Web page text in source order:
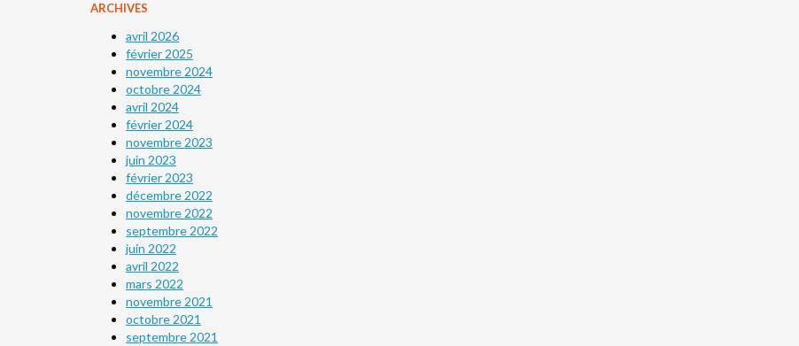
ARCHIVES
avril 2026
février 2025
novembre 2024
octobre 2024
avril 2024
février 2024
novembre 2023
juin 2023
février 2023
décembre 2022
novembre 2022
septembre 2022
juin 2022
avril 2022
mars 2022
novembre 2021
octobre 2021
septembre 2021